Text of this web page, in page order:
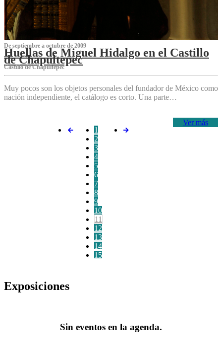
De septiembre a octubre de 2009
Huellas de Miguel Hidalgo en el Castillo
de Chapultepec
Castillo de Chapultepec
Muy pocos son los objetos personales del fundador de México como
nación independiente, el catálogo es corto. Una parte…
Ver más
1
2
3
4
5
6
7
8
9
10
11
12
13
14
15
Exposiciones
Sin eventos en la agenda.